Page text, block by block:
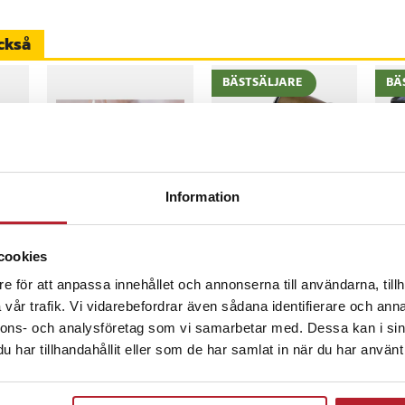
Information
för att anpassa innehållet och annonserna till användarna,
trafik. Vi vidarebefordrar även sådana identifierare och
och analysföretag som vi samarbetar med. Dessa kan i
har tillhandahållit eller som de har samlat in när du har
till USB-C
: 1-2 vardagar
Värdebevis
Pris:1 500 kr
1 500 kr
I lager, levereras inom 1-2 vardagar
Köp
BÄSTSÄLJARE
Rullande knivslip /
diamantbryne
400/1000 / knivvässare
med fasta vinklar
Pris:249 kr
249 kr
Kommer i lager 2026-08-14
Köp
I